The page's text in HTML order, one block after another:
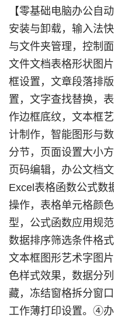
【零基础电脑办公自
安装与卸载，输入法
与文件夹管理，控制
文件文档表格形状图
框设置，文章段落排
置，文字查找替换，
作边框底纹，文本框
计制作，智能图形与
分节，页面设置大小
页码编辑，办公文档
Excel表格函数公式数
操作，表格单元格颜
型，公式函数应用规
数据排序筛选条件格
文本框图形艺术字图
色样式效果，数据分
藏，冻结窗格拆分窗
工作薄打印设置。④